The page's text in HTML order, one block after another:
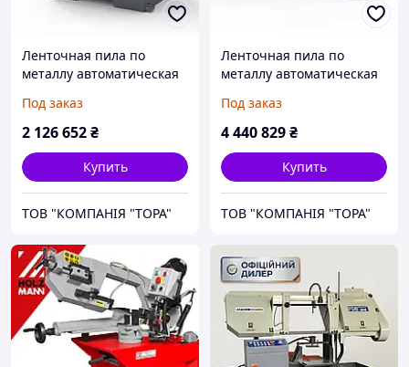
Ленточная пила по
металлу автоматическая
5.0
Под заказ
2 126 652₴
Купить
ТОВ "КОМПАНІЯ "ТОРА"
Ленточная пила по
металлу автоматическая
KONNECT
Под заказ
4 440 829₴
Купить
ТОВ "КОМПАНІЯ "ТОРА"